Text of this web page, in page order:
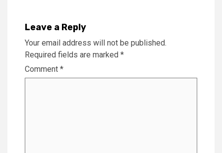
Leave a Reply
Your email address will not be published.
Required fields are marked *
Comment *